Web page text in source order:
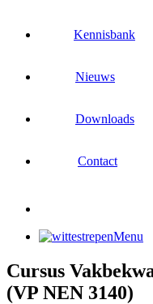
Kennisbank
Nieuws
Downloads
Contact
Menu
Cursus
(VP NEN 3140)